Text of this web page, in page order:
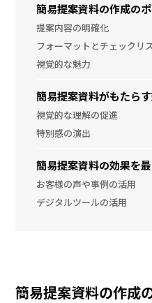
簡易提案資料の作成の
提案内容の明確化
フォーマットとチェックリ
視覚的な魅力
簡易提案資料がもたら
視覚的な理解の促進
特別感の演出
簡易提案資料の効果を
お客様の声や事例の活用
デジタルツールの活用
簡易提案資料の作成